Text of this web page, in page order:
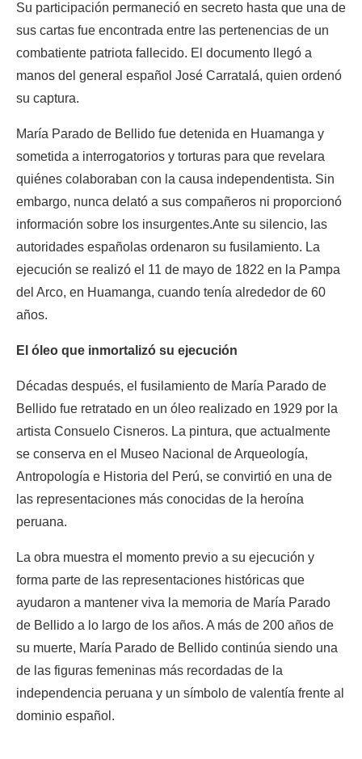
Su participación permaneció en secreto hasta que una de
sus cartas fue encontrada entre las pertenencias de un
combatiente patriota fallecido. El documento llegó a
manos del general español José Carratalá, quien ordenó
su captura.
María Parado de Bellido fue detenida en Huamanga y
sometida a interrogatorios y torturas para que revelara
quiénes colaboraban con la causa independentista. Sin
embargo, nunca delató a sus compañeros ni proporcionó
información sobre los insurgentes.Ante su silencio, las
autoridades españolas ordenaron su fusilamiento. La
ejecución se realizó el 11 de mayo de 1822 en la Pampa
del Arco, en Huamanga, cuando tenía alrededor de 60
años.
El óleo que inmortalizó su ejecución
Décadas después, el fusilamiento de María Parado de
Bellido fue retratado en un óleo realizado en 1929 por la
artista Consuelo Cisneros. La pintura, que actualmente
se conserva en el Museo Nacional de Arqueología,
Antropología e Historia del Perú, se convirtió en una de
las representaciones más conocidas de la heroína
peruana.
La obra muestra el momento previo a su ejecución y
forma parte de las representaciones históricas que
ayudaron a mantener viva la memoria de María Parado
de Bellido a lo largo de los años. A más de 200 años de
su muerte, María Parado de Bellido continúa siendo una
de las figuras femeninas más recordadas de la
independencia peruana y un símbolo de valentía frente al
dominio español.